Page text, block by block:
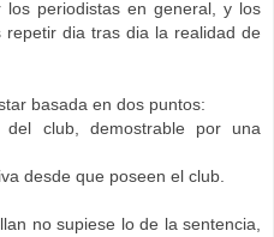
periodistas en general, y los
dia tras dia la realidad de
basada en dos puntos:
del club, demostrable por una
desde que poseen el club.
no supiese lo de la sentencia,